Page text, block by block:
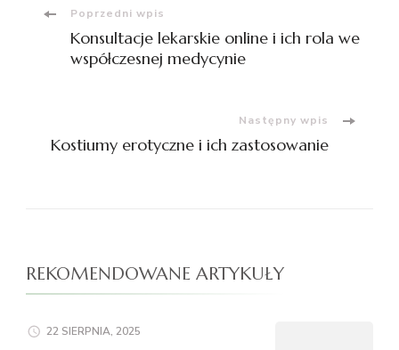
Nawigacja
wpisu
Poprzedni wpis
Konsultacje lekarskie online i ich rola we
współczesnej medycynie
Następny wpis
Kostiumy erotyczne i ich zastosowanie
REKOMENDOWANE ARTYKUŁY
22 SIERPNIA, 2025